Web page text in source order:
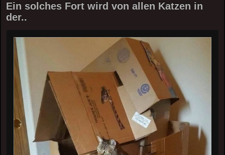
Ein solches Fort wird von allen Katzen in
der..